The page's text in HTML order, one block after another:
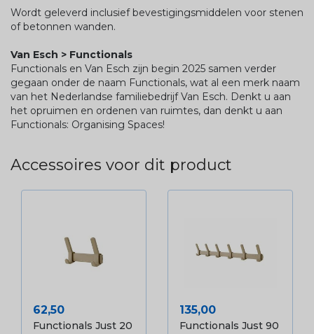
Wordt geleverd inclusief bevestigingsmiddelen voor stenen
of betonnen wanden.
Van Esch > Functionals
Functionals en Van Esch zijn begin 2025 samen verder
gegaan onder de naam Functionals, wat al een merk naam
van het Nederlandse familiebedrijf Van Esch. Denkt u aan
het opruimen en ordenen van ruimtes, dan denkt u aan
Functionals: Organising Spaces!
Accessoires voor dit product
Prijs
62,50
Functionals Just 20
Prijs
135,00
Functionals Just 90